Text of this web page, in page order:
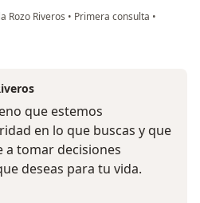
Rozo Riveros • Primera consulta •
que estemos
en lo que buscas y que
a tomar decisiones
deseas para tu vida.